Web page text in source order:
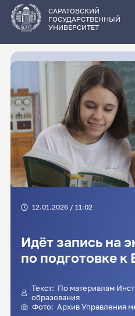
основному
содержанию
САРАТОВСКИЙ
ГОСУДАРСТВЕННЫЙ
УНИВЕРСИТЕТ
12.01.2026 / 11:02
Идёт запись на
по подготовке к
Текст: По материалам Института довузовского
образования
Фото: Архив